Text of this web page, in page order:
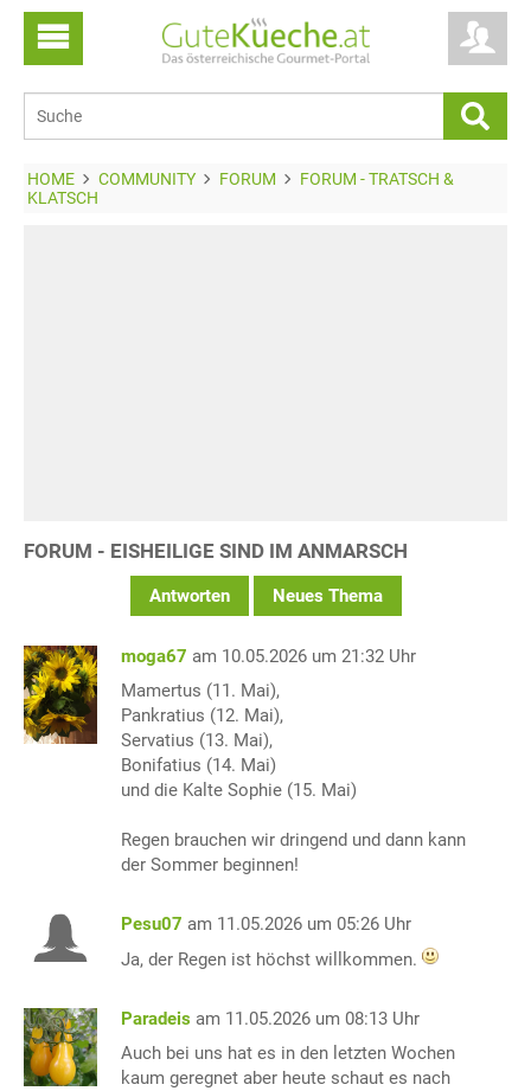
HOME COMMUNITY FORUM
FORUM - TRATSCH &
KLATSCH
FORUM - EISHEILIGE SIND IM ANMARSCH
Antworten Neues Thema
moga67 am 10.05.2026 um 21:32 Uhr
Mamertus (11. Mai),
Pankratius (12. Mai),
Servatius (13. Mai),
Bonifatius (14. Mai)
und die Kalte Sophie (15. Mai)
Regen brauchen wir dringend und dann kann
der Sommer beginnen!
Pesu07 am 11.05.2026 um 05:26 Uhr
Ja, der Regen ist höchst willkommen.
Paradeis am 11.05.2026 um 08:13 Uhr
Auch bei uns hat es in den letzten Wochen
kaum geregnet aber heute schaut es nach